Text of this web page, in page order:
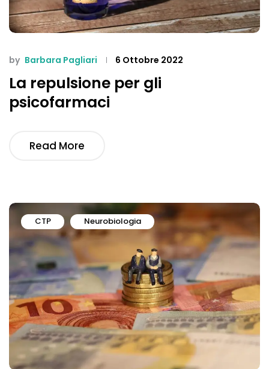
by Barbara Pagliari 6 Ottobre 2022
La repulsione per gli
psicofarmaci
Read More
CTP Neurobiologia